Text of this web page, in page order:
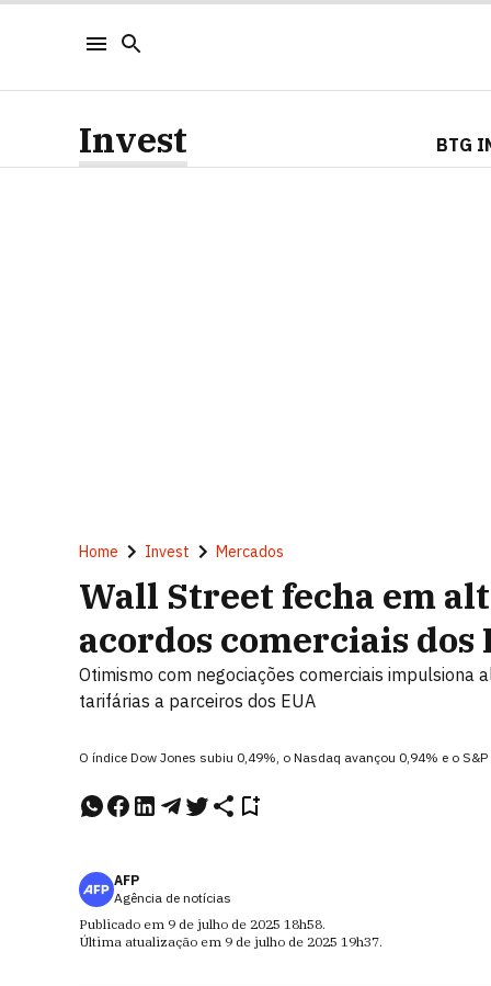
Invest BTG
Home Invest Mercados
Wall Street fecha em
acordos comerciais dos
Otimismo com negociações comerciais impulsiona
tarifárias a parceiros dos EUA
O índice Dow Jones subiu 0,49%, o Nasdaq avançou 0,94% e o
AFP
Agência de notícias
Publicado em 9 de julho de 2025 18h58.
Última atualização em 9 de julho de 2025 19h37.